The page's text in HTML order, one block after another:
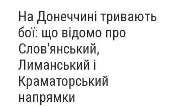
На Донеччині тривають
бої: що відомо про
Слов'янський,
Лиманський і
Краматорський
напрямки